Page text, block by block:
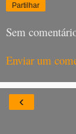
Partilhar
Sem
Enviar um
‹